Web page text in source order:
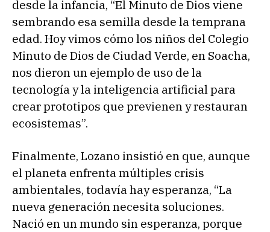
desde la infancia, “El Minuto de Dios viene
sembrando esa semilla desde la temprana
edad. Hoy vimos cómo los niños del Colegio
Minuto de Dios de Ciudad Verde, en Soacha,
nos dieron un ejemplo de uso de la
tecnología y la inteligencia artificial para
crear prototipos que previenen y restauran
ecosistemas”.
Finalmente, Lozano insistió en que, aunque
el planeta enfrenta múltiples crisis
ambientales, todavía hay esperanza, “La
nueva generación necesita soluciones.
Nació en un mundo sin esperanza, porque